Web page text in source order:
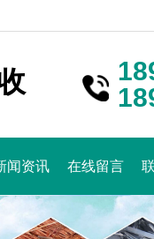
闻资讯 在线留言